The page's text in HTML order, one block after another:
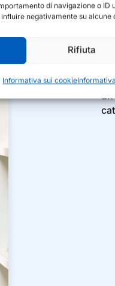
di navigazione o ID
negativamente su
Rifiuta
Informativa sui cookie
un